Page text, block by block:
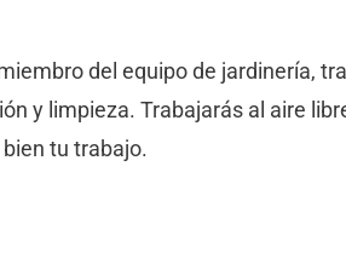
del equipo de jardinería,
y limpieza. Trabajarás al aire
tu trabajo.